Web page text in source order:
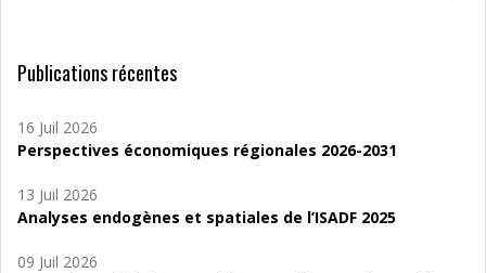
Publications récentes
16 Juil 2026
Perspectives économiques régionales 2026-2031
13 Juil 2026
Analyses endogènes et spatiales de l’ISADF 2025
09 Juil 2026